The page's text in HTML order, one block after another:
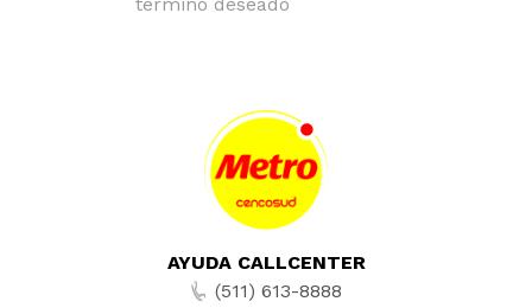
AYUDA CALLCENTER
(511) 613-8888